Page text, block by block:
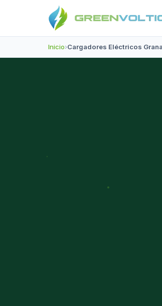
Inicio›Cargadores Eléctricos